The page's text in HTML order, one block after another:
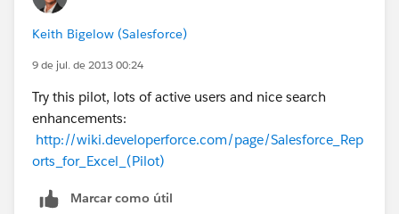
Keith Bigelow (Salesforce)
9 de jul. de 2013 00:24
Try this pilot, lots of active users and nice search
enhancements:
http://wiki.developerforce.com/page/Salesforce_Rep
orts_for_Excel_(Pilot)
Marcar como útil